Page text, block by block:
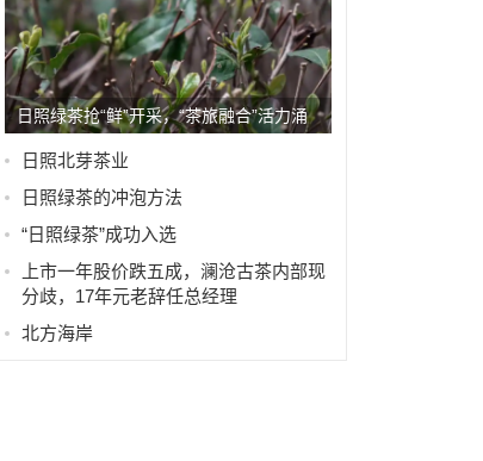
日照绿茶抢“鲜”开采，“茶旅融合”活力涌
动
日照北芽茶业
日照绿茶的冲泡方法
“日照绿茶”成功入选
上市一年股价跌五成，澜沧古茶内部现
分歧，17年元老辞任总经理
北方海岸